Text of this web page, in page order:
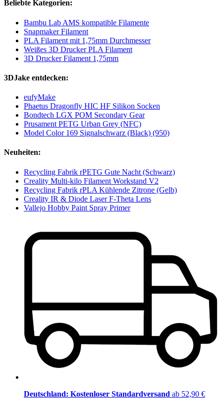
Beliebte Kategorien:
Bambu Lab AMS kompatible Filamente
Snapmaker Filament
PLA Filament mit 1,75mm Durchmesser
Weißes 3D Drucker PLA Filament
3D Drucker Filament 1,75mm
3DJake entdecken:
eufyMake
Phaetus Dragonfly HIC HF Silikon Socken
Bondtech LGX POM Secondary Gear
Prusament PETG Urban Grey (NFC)
Model Color 169 Signalschwarz (Black) (950)
Neuheiten:
Recycling Fabrik rPETG Gute Nacht (Schwarz)
Creality Multi-kilo Filament Workstand V2
Recycling Fabrik rPLA Kühlende Zitrone (Gelb)
Creality IR & Diode Laser F-Theta Lens
Vallejo Hobby Paint Spray Primer
Deutschland: Kostenloser Standardversand ab 52,90 €